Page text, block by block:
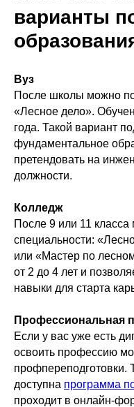
варианты
Вуз
После школы можно
«Лесное дело».
года. Такой вариант
фундаментальное
претендовать на
должности.
Колледж
После 9 или 11
специальности:
или «Мастер по
от 2 до 4 лет и
навыки для старта
Профессиональная
Если у вас уже есть
освоить профессию
профпереподготовки.
доступна программа
проходит в онлайн-